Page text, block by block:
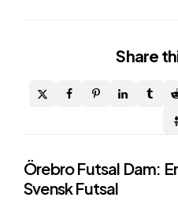
Share
Post
Örebro Futsal Dam:
Svensk Futsal